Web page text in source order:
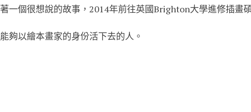
一個很想說的故事，2014年前往英國Brighton大學進修插畫
夠以繪本畫家的身份活下去的人。